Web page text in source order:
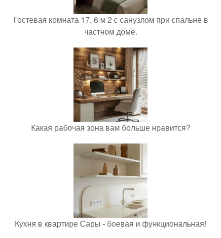
Гостевая комната 17, 6 м 2 с санузлом при спальне в
частном доме.
Какая рабочая зона вам больше нравится?
Кухня в квартире Сары - боевая и функциональная!